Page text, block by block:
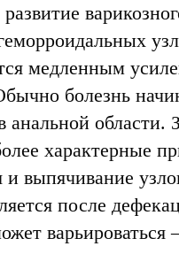
медленным
болезнь
анальной области.
характерные
и выпячивание
после